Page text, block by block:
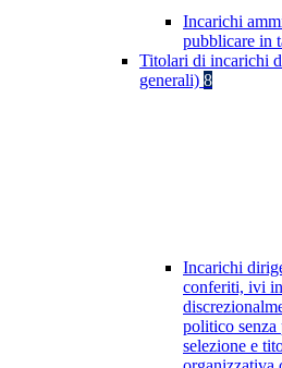
Incarichi
pubblicare in
Titolari di incarichi
generali) 8
Incarichi
conferiti, ivi
politico senza
selezione e